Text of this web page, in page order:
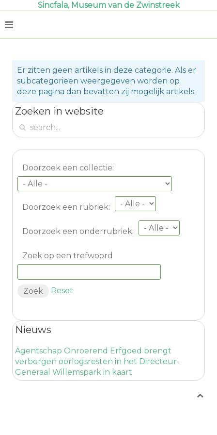
Sincfala, Museum van de Zwinstreek
Er zitten geen artikels in deze categorie. Als er
subcategorieën weergegeven worden op
deze pagina dan bevatten zij mogelijk artikels.
Zoeken in website
Doorzoek een collectie:
Doorzoek een rubriek:
Doorzoek een onderrubriek:
Zoek op een trefwoord
Reset
Nieuws
Agentschap Onroerend Erfgoed brengt
verborgen oorlogsresten in het Directeur-
Generaal Willemspark in kaart